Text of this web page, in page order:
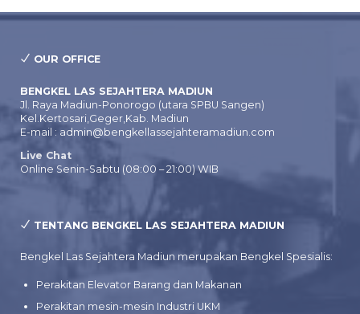
OUR OFFICE
BENGKEL LAS SEJAHTERA MADIUN
Jl. Raya Madiun-Ponorogo (utara SPBU Sangen)
Kel.Kertosari,Geger,Kab. Madiun
E-mail : admin@bengkellassejahteramadiun.com
Live Chat
Online Senin-Sabtu (08:00 – 21:00) WIB
TENTANG BENGKEL LAS SEJAHTERA MADIUN
Bengkel Las Sejahtera Madiun merupakan Bengkel Spesialis:
Perakitan Elevator Barang dan Makanan
Perakitan mesin-mesin Industri UKM